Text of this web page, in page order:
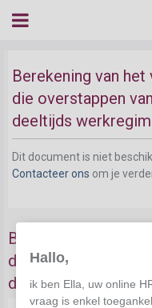
Berekening van het
van een voltijds
Berekening van
die overstappen
deeltijds
Dit document is niet
Contacteer ons om je
Berekening van het
die overstappen van
deeltijds
Hallo,
ik ben Ella, uw online
vraag is enkel